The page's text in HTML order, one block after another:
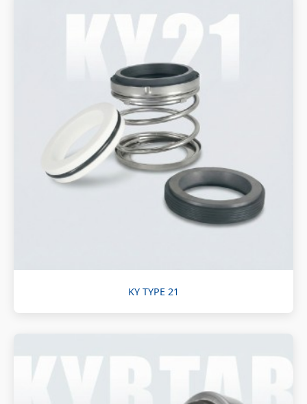
KY TYPE 21